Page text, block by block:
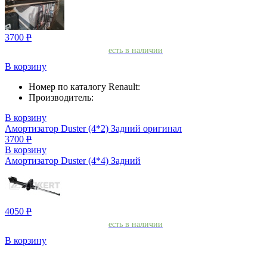
3700 Р
есть в наличии
В корзину
Номер по каталогу Renault:
Производитель:
В корзину
Амортизатор Duster (4*2) Задний оригинал
3700 Р
В корзину
Амортизатор Duster (4*4) Задний
4050 Р
есть в наличии
В корзину